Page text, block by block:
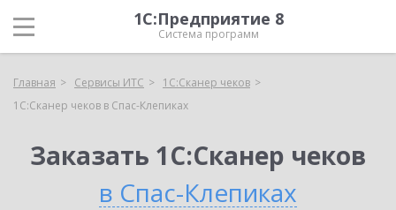
1С:Предприятие 8
Система программ
Главная Сервисы ИТС
1С:Сканер чеков
1С:Сканер чеков в Спас-Клепиках
Заказать 1С:Сканер чеков
в Спас-Клепиках